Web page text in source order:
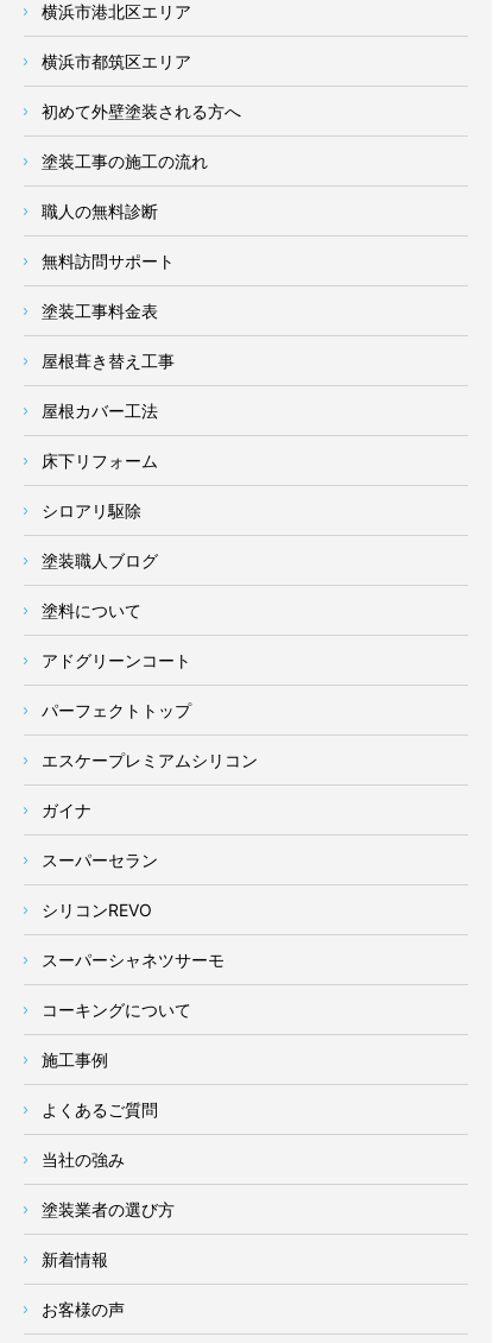
横浜市港北区エリア
横浜市都筑区エリア
初めて外壁塗装される方へ
塗装工事の施工の流れ
職人の無料診断
無料訪問サポート
塗装工事料金表
屋根葺き替え工事
屋根カバー工法
床下リフォーム
シロアリ駆除
塗装職人ブログ
塗料について
アドグリーンコート
パーフェクトトップ
エスケープレミアムシリコン
ガイナ
スーパーセラン
シリコンREVO
スーパーシャネツサーモ
コーキングについて
施工事例
よくあるご質問
当社の強み
塗装業者の選び方
新着情報
お客様の声